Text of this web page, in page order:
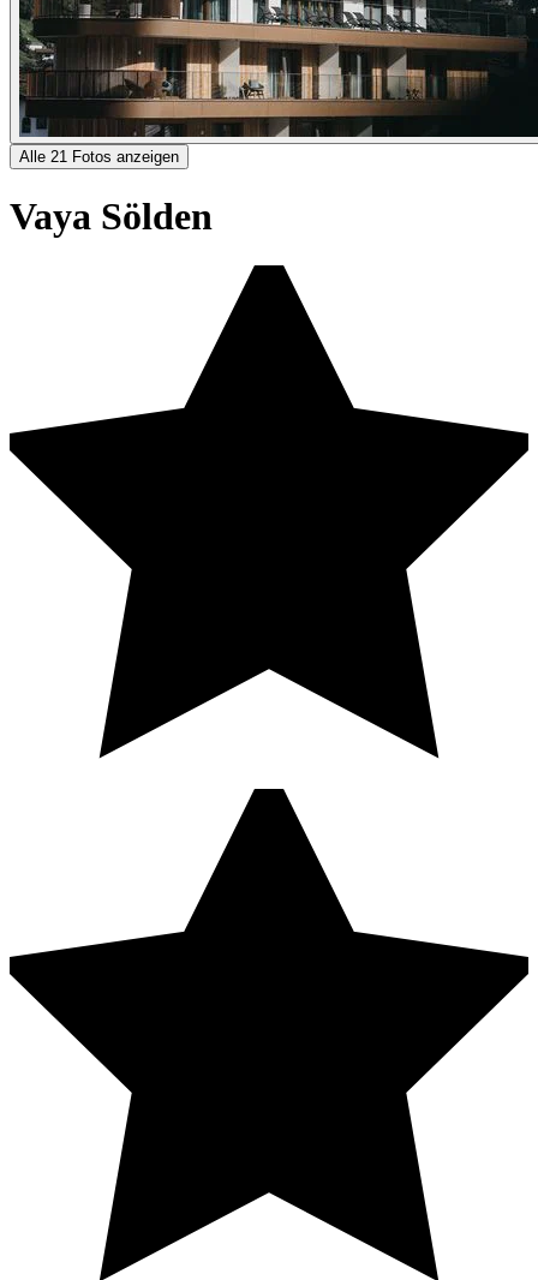
Alle 21 Fotos anzeigen
Vaya Sölden